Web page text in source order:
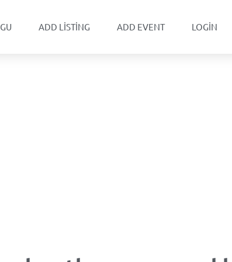
ADD LISTING ADD EVENT LOGIN